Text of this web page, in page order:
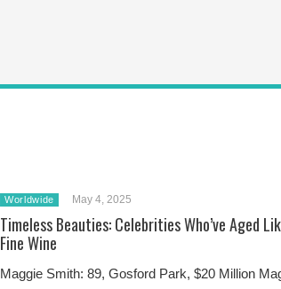
Worldwide May 4, 2025
Timeless Beauties: Celebrities Who’ve Aged
Fine Wine
Maggie Smith: 89, Gosford Park, $20 Million